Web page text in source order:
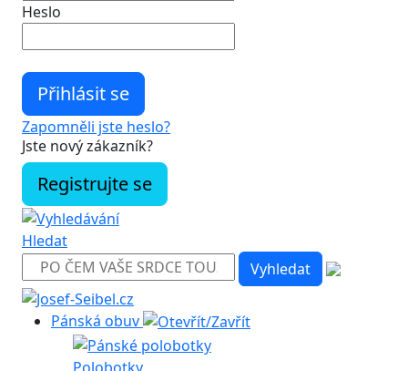
Heslo
Zapomněli jste heslo?
Jste nový zákazník?
Registrujte se
Hledat
Pánská obuv